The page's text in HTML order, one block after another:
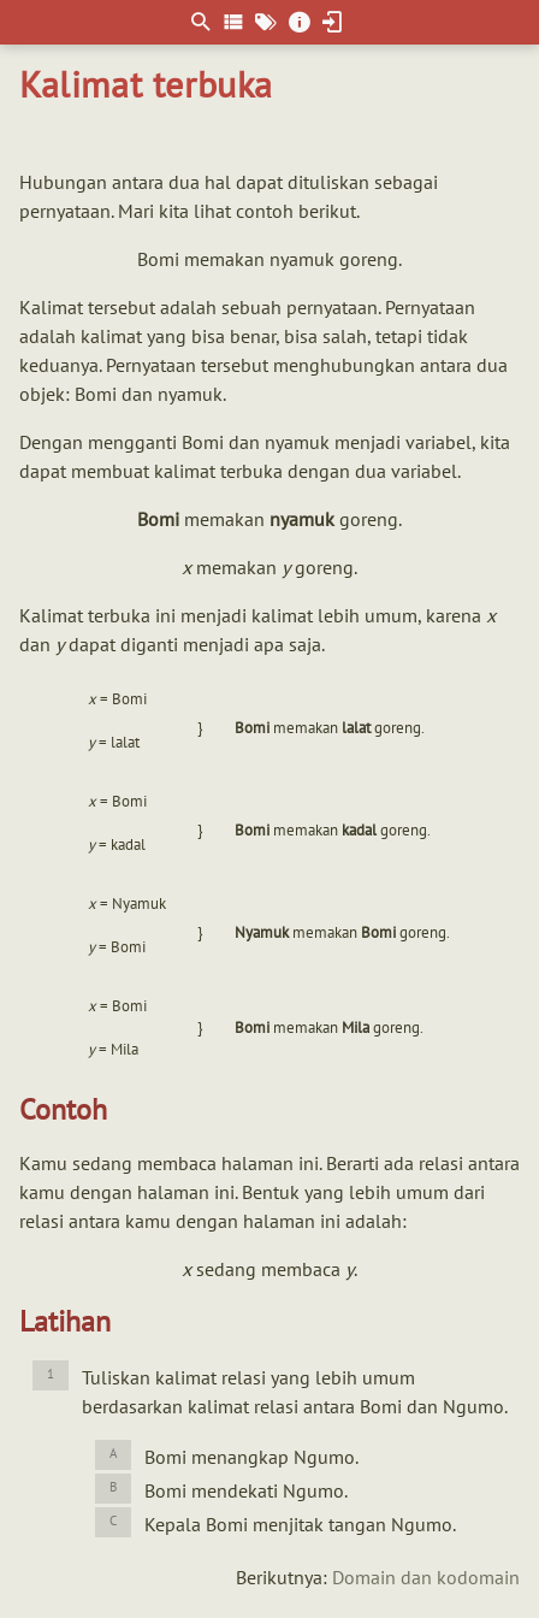
Kalimat terbuka
Hubungan antara dua hal dapat dituliskan sebagai
pernyataan. Mari kita lihat contoh berikut.
Bomi memakan nyamuk goreng.
Kalimat tersebut adalah sebuah pernyataan. Pernyataan
adalah kalimat yang bisa benar, bisa salah, tetapi tidak
keduanya. Pernyataan tersebut menghubungkan antara dua
objek: Bomi dan nyamuk.
Dengan mengganti Bomi dan nyamuk menjadi variabel, kita
dapat membuat kalimat terbuka dengan dua variabel.
Bomi memakan nyamukgoreng.
xmemakan ygoreng.
Kalimat terbuka ini menjadi kalimat lebih umum, karena x
dan ydapat diganti menjadi apa saja.
x= Bomi
}
Bomi memakan lalatgoreng.
y= lalat
x= Bomi
}
Bomi memakan kadalgoreng.
y= kadal
x= Nyamuk
}
Nyamukmemakan Bomigoreng.
y= Bomi
x= Bomi
}
Bomi memakan Milagoreng.
y= Mila
Contoh
Kamu sedang membaca halaman ini. Berarti ada relasi antara
kamu dengan halaman ini. Bentuk yang lebih umum dari
relasi antara kamu dengan halaman ini adalah:
xsedang membaca y.
Latihan
Tuliskan kalimat relasi yang lebih umum
berdasarkan kalimat relasi antara Bomi dan Ngumo.
Bomi menangkap Ngumo.
Bomi mendekati Ngumo.
Kepala Bomi menjitak tangan Ngumo.
Berikutnya: Domain dan kodomain
matematis